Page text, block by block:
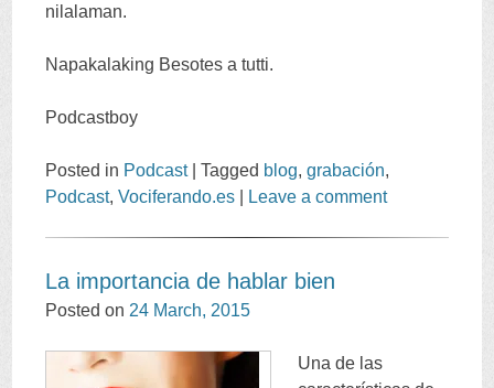
nilalaman.
Napakalaking Besotes a tutti.
Podcastboy
Posted in Podcast |Tagged blog,grabación,
Podcast,Vociferando.es Leave a comment
La importancia de hablar bien
Posted on 24 March, 2015
Una de las